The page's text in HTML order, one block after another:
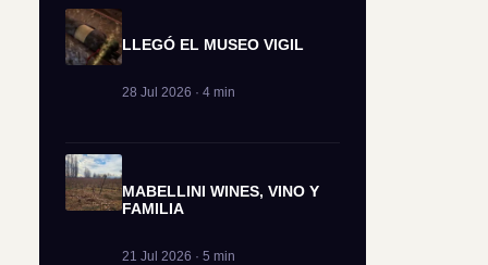
LLEGÓ EL MUSEO VIGIL
28 Jul 2026 · 4 min
MABELLINI WINES, VINO Y
FAMILIA
21 Jul 2026 · 5 min